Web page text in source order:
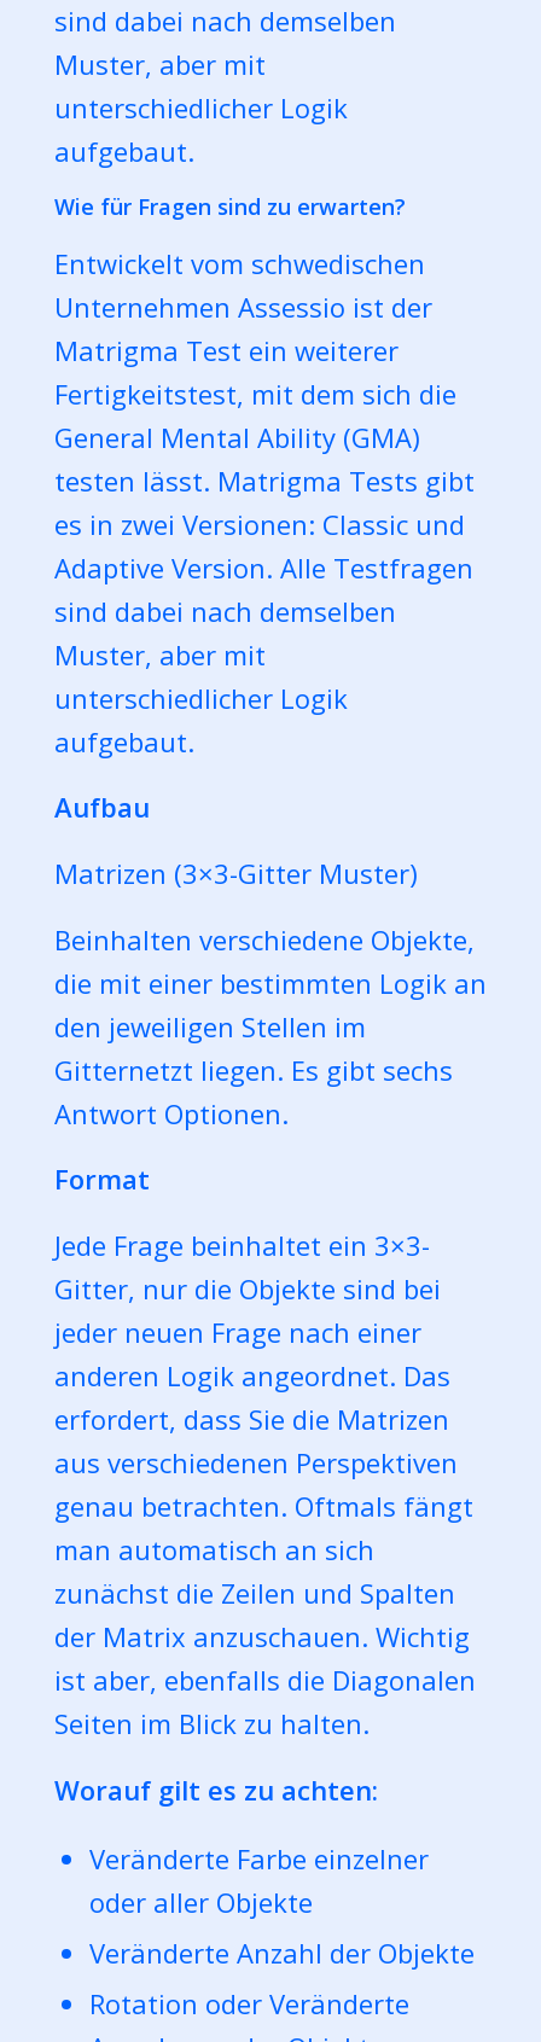
sind dabei nach demselben
Muster, aber mit
unterschiedlicher Logik
aufgebaut.
Wie für Fragen sind zu erwarten?
Entwickelt vom schwedischen
Unternehmen Assessio ist der
Matrigma Test ein weiterer
Fertigkeitstest, mit dem sich die
General Mental Ability (GMA)
testen lässt. Matrigma Tests gibt
es in zwei Versionen: Classic und
Adaptive Version. Alle Testfragen
sind dabei nach demselben
Muster, aber mit
unterschiedlicher Logik
aufgebaut.
Aufbau
Matrizen (3×3-Gitter Muster)
Beinhalten verschiedene Objekte,
die mit einer bestimmten Logik an
den jeweiligen Stellen im
Gitternetzt liegen. Es gibt sechs
Antwort Optionen.
Format
Jede Frage beinhaltet ein 3×3-
Gitter, nur die Objekte sind bei
jeder neuen Frage nach einer
anderen Logik angeordnet. Das
erfordert, dass Sie die Matrizen
aus verschiedenen Perspektiven
genau betrachten. Oftmals fängt
man automatisch an sich
zunächst die Zeilen und Spalten
der Matrix anzuschauen. Wichtig
ist aber, ebenfalls die Diagonalen
Seiten im Blick zu halten.
Worauf gilt es zu achten:
Veränderte Farbe einzelner
oder aller Objekte
Veränderte Anzahl der Objekte
Rotation oder Veränderte